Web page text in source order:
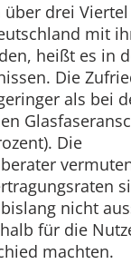
über drei
mit
heißt es in
Die
als bei
Die
nicht
für die
machten.